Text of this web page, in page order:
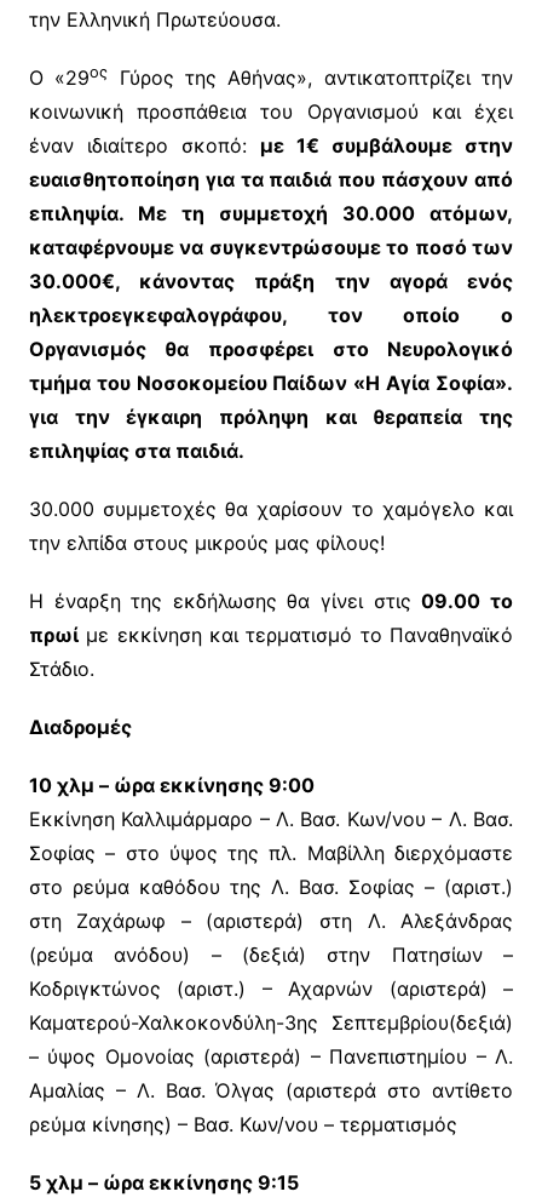
την Ελληνική Πρωτεύουσα.
Ο «29ος
Γύρος της Αθήνας», αντικατοπτρίζει την
κοινωνική προσπάθεια του Οργανισμού και έχει
έναν ιδιαίτερο σκοπό: με 1€ συμβάλουμε στην
ευαισθητοποίηση για τα παιδιά που πάσχουν από
επιληψία. Με τη συμμετοχή 30.000 ατόμων,
καταφέρνουμε να συγκεντρώσουμε το ποσό των
30.000€, κάνοντας πράξη την αγορά ενός
ηλεκτροεγκεφαλογράφου, τον οποίο ο
Οργανισμός θα προσφέρει στο Νευρολογικό
τμήμα του Νοσοκομείου Παίδων «Η Αγία Σοφία».
για την έγκαιρη πρόληψη και θεραπεία της
επιληψίας στα παιδιά.
30.000 συμμετοχές θα χαρίσουν το χαμόγελο και
την ελπίδα στους μικρούς μας φίλους!
Η έναρξη της εκδήλωσης θα γίνει στις09.00 το
πρωίμε εκκίνηση και τερματισμό το Παναθηναϊκό
Στάδιο.
Διαδρομές
10 χλμ – ώρα εκκίνησης 9:00
Eκκίνηση Καλλιμάρμαρο – Λ. Βασ. Κων/νου – Λ. Βασ.
Σοφίας – στο ύψος της πλ. Μαβίλλη διερχόμαστε
στο ρεύμα καθόδου της Λ. Βασ. Σοφίας – (αριστ.)
στη Ζαχάρωφ – (αριστερά) στη Λ. Αλεξάνδρας
(ρεύμα ανόδου) – (δεξιά) στην Πατησίων –
Κοδριγκτώνος (αριστ.) – Αχαρνών (αριστερά) –
Καματερού-Χαλκοκονδύλη-3ης Σεπτεμβρίου(δεξιά)
– ύψος Ομονοίας (αριστερά) – Πανεπιστημίου – Λ.
Αμαλίας – Λ. Βασ. Όλγας (αριστερά στο αντίθετο
ρεύμα κίνησης) – Βασ. Κων/νου – τερματισμός
5 χλμ – ώρα εκκίνησης 9:15